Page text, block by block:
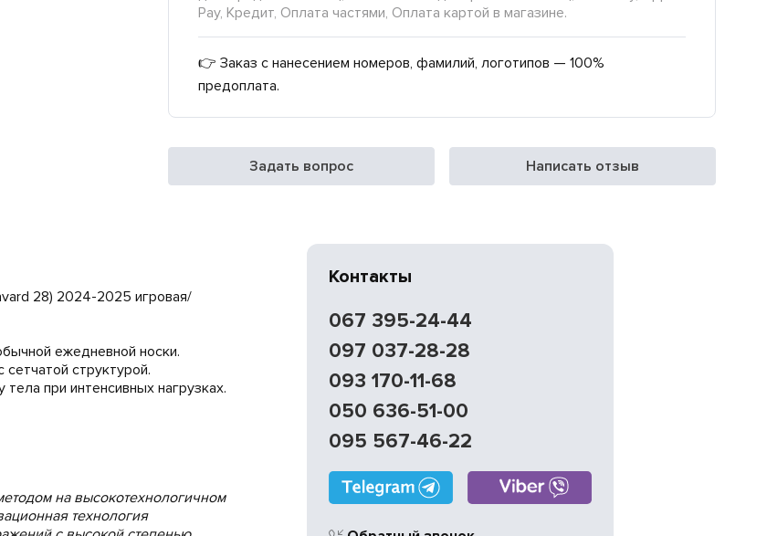
Pay, Кредит, Оплата частями, Оплата картой в магазине.
👉 Заказ с нанесением номеров, фамилий, логотипов — 100%
предоплата.
Задать вопрос Написать отзыв
28) 2024-2025 игровая/
ежедневной носки.
структурой.
при интенсивных нагрузках.
на высокотехнологичном
технология
Контакты
067 395-24-44
097 037-28-28
093 170-11-68
050 636-51-00
095 567-46-22